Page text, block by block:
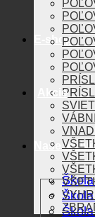
E-shop
Akcie
Naše